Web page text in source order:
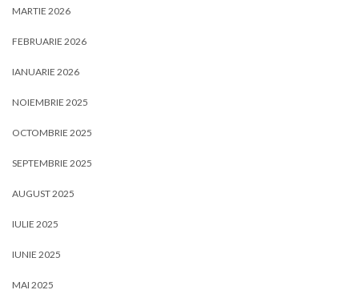
MARTIE 2026
FEBRUARIE 2026
IANUARIE 2026
NOIEMBRIE 2025
OCTOMBRIE 2025
SEPTEMBRIE 2025
AUGUST 2025
IULIE 2025
IUNIE 2025
MAI 2025